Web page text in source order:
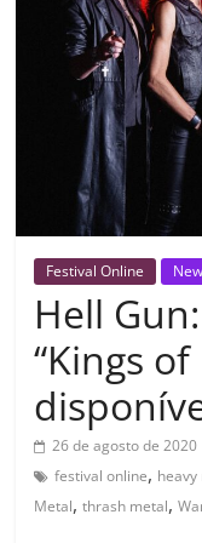
Festival Online
Hell
“Kings
26 de agosto de 2020
festival online, heavy
Metal,thrash metal,